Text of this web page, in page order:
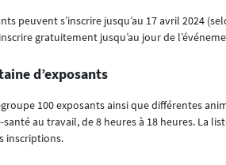
peuvent s’inscrire jusqu’au 17 avril 2024
gratuitement jusqu’au jour de
d’exposants
100 exposants ainsi que différentes
santé au travail, de 8 heures à 18 heures. La
inscriptions.